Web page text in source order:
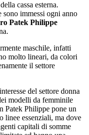
cassa esterna.
immessi ogni anno
Patek Philippe
maschile, infatti
molto lineari, da colori
il settore
del settore donna
modelli da femminile
Patek Philippe pone un
linee essenziali, ma dove
capitali di somme